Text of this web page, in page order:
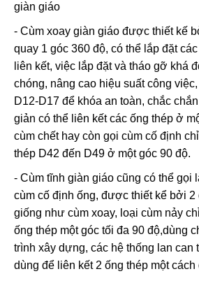
giàn giáo
- Cùm xoay giàn giáo được thiết kế
quay 1 góc 360 độ, có thể lắp đặt
liên kết, việc lắp đặt và tháo gỡ khá
chóng, nâng cao hiệu suất công
D12-D17 để khóa an toàn, chắc
giản có thể liên kết các ống thép ở
cùm chết hay còn gọi cùm cố định
thép D42 đến D49 ở một góc 90 độ.
- Cùm tĩnh giàn giáo cũng có thể gọi
cùm cố định ống, được thiết kể bởi 2
giống như cùm xoay, loại cùm nảy
ống thép một góc tối đa 90 độ,dùng
trình xây dựng, các hệ thống lan can
dùng để liên kết 2 ống thép một cách